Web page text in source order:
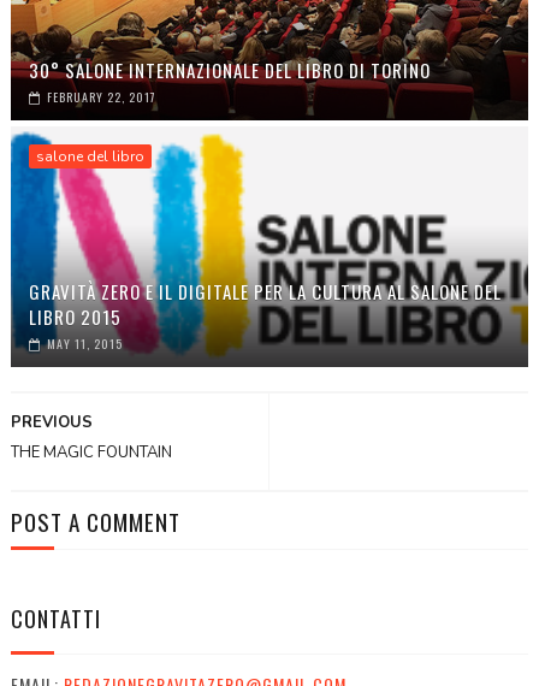
30° SALONE INTERNAZIONALE DEL LIBRO DI TORINO
FEBRUARY 22, 2017
salone del libro
GRAVITÀ ZERO E IL DIGITALE PER LA CULTURA AL SALONE DEL
LIBRO 2015
MAY 11, 2015
PREVIOUS
THE MAGIC FOUNTAIN
POST A COMMENT
CONTATTI